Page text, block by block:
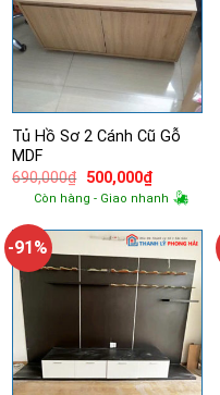
Tủ Hồ Sơ 2 Cánh Cũ Gỗ
MDF
690,000₫ Giá
gốc
là:
500,000₫Giá
hiện
tại
500,000₫.
Còn hàng - Giao nhanh
-91%